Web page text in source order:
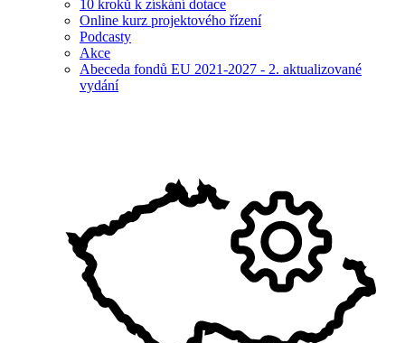
10 kroků k získání dotace
Online kurz projektového řízení
Podcasty
Akce
Abeceda fondů EU 2021-2027 - 2. aktualizované
vydání